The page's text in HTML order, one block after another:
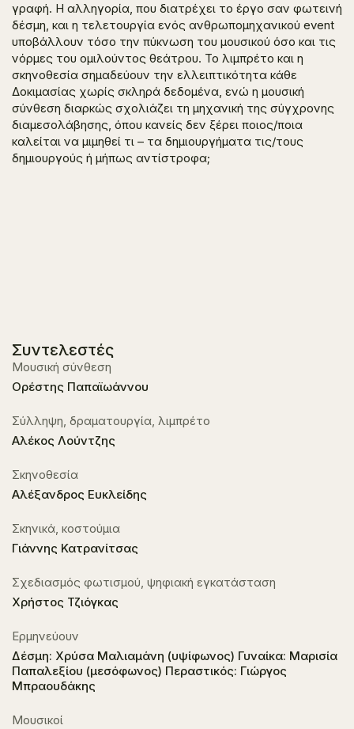
γραφή. Η αλληγορία, που διατρέχει το έργο σαν φωτεινή
δέσμη, και η τελετουργία ενός ανθρωπομηχανικού event
υποβάλλουν τόσο την πύκνωση του μουσικού όσο και τις
νόρμες του ομιλούντος θεάτρου. Το λιμπρέτο και η
σκηνοθεσία σημαδεύουν την ελλειπτικότητα κάθε
Δοκιμασίας χωρίς σκληρά δεδομένα, ενώ η μουσική
σύνθεση διαρκώς σχολιάζει τη μηχανική της σύγχρονης
διαμεσολάβησης, όπου κανείς δεν ξέρει ποιος/ποια
καλείται να μιμηθεί τι – τα δημιουργήματα τις/τους
δημιουργούς ή μήπως αντίστροφα;
Συντελεστές
Μουσική σύνθεση
Ορέστης Παπαϊωάννου
Σύλληψη, δραματουργία, λιμπρέτο
Αλέκος Λούντζης
Σκηνοθεσία
Αλέξανδρος Ευκλείδης
Σκηνικά, κοστούμια
Γιάννης Κατρανίτσας
Σχεδιασμός φωτισμού, ψηφιακή εγκατάσταση
Χρήστος Τζιόγκας
Ερμηνεύουν
Δέσμη: Χρύσα Μαλιαμάνη (υψίφωνος) Γυναίκα: Μαρισία
Παπαλεξίου (μεσόφωνος) Περαστικός: Γιώργος
Μπραουδάκης
Μουσικοί